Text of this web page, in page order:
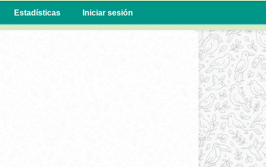
Estadísticas Iniciar sesión